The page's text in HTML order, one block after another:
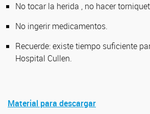
No tocar la herida , no hacer
No ingerir medicamentos.
Recuerde: existe tiempo suficiente
Hospital Cullen.
Material para descargar